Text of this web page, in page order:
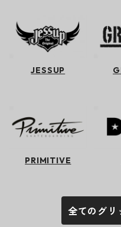
JESSUP
PRIMITIVE
全てのグリ